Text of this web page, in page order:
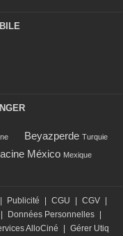
Beyazperde Turquie
México Mexique
| Publicité | CGU | CGV |
| Données Personnelles |
AlloCiné | Gérer Utiq